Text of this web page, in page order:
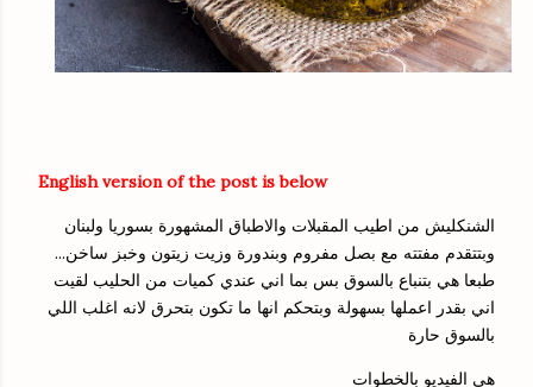
English version of the post is below
الشنكليش من اطيب المقبلات والاطباق المشهورة بسوريا ولبنان
وبتتقدم مفتته مع بصل مفروم وبندورة وزيت زيتون وخبز ساخن...
طبعا هي بتنباع بالسوق بس بما اني عندي كميات من الحليب لقيت
اني بقدر اعملها بسهولة وبتحكم انها ما تكون بتحرق لانه اغلب اللي
بالسوق حارة
هي الفيديو بالخطوات